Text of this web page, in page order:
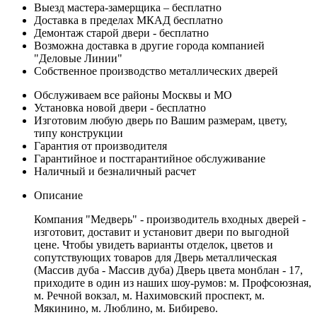
Выезд мастера-замерщика – бесплатно
Доставка в пределах МКАД бесплатно
Демонтаж старой двери - бесплатно
Возможна доставка в другие города компанией
"Деловые Линии"
Собственное производство металлических дверей
Обслуживаем все районы Москвы и МО
Установка новой двери - бесплатно
Изготовим любую дверь по Вашим размерам, цвету,
типу конструкции
Гарантия от производителя
Гарантийное и постгарантийное обслуживание
Наличный и безналичный расчет
Описание
Компания "Медверь" - производитель входных дверей -
изготовит, доставит и установит двери по выгодной
цене. Чтобы увидеть варианты отделок, цветов и
сопутствующих товаров для Дверь металлическая
(Массив дуба - Массив дуба) Дверь цвета монблан - 17,
приходите в один из наших шоу-румов: м. Профсоюзная,
м. Речной вокзал, м. Нахимовский проспект, м.
Мякинино, м. Люблино, м. Бибирево.